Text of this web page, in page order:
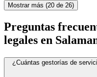
Mostrar más (20 de 26)
Preguntas
legales en
¿Cuántas gestorías de